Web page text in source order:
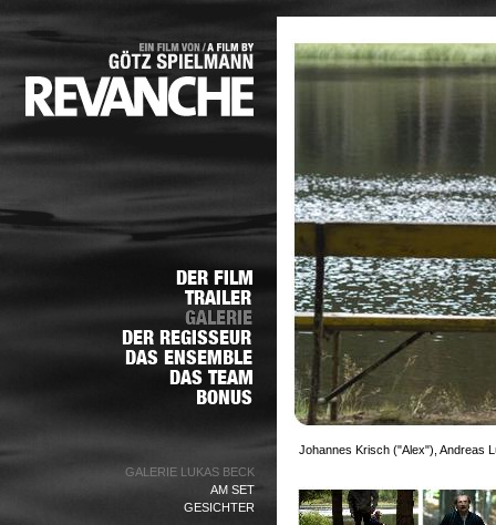
GALERIE LUKAS BECK
AM SET
GESICHTER
Johannes Krisch ("Alex"), Andreas